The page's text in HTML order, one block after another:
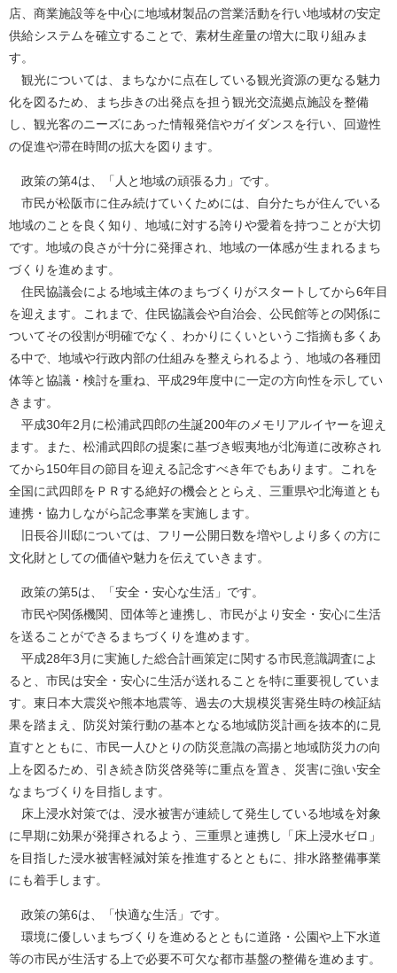
店、商業施設等を中心に地域材製品の営業活動を行い地域材の安定
供給システムを確立することで、素材生産量の増大に取り組みま
す。
観光については、まちなかに点在している観光資源の更なる魅力
化を図るため、まち歩きの出発点を担う観光交流拠点施設を整備
し、観光客のニーズにあった情報発信やガイダンスを行い、回遊性
の促進や滞在時間の拡大を図ります。
政策の第4は、「人と地域の頑張る力」です。
市民が松阪市に住み続けていくためには、自分たちが住んでいる
地域のことを良く知り、地域に対する誇りや愛着を持つことが大切
です。地域の良さが十分に発揮され、地域の一体感が生まれるまち
づくりを進めます。
住民協議会による地域主体のまちづくりがスタートしてから6年目
を迎えます。これまで、住民協議会や自治会、公民館等との関係に
ついてその役割が明確でなく、わかりにくいというご指摘も多くあ
る中で、地域や行政内部の仕組みを整えられるよう、地域の各種団
体等と協議・検討を重ね、平成29年度中に一定の方向性を示してい
きます。
平成30年2月に松浦武四郎の生誕200年のメモリアルイヤーを迎え
ます。また、松浦武四郎の提案に基づき蝦夷地が北海道に改称され
てから150年目の節目を迎える記念すべき年でもあります。これを
全国に武四郎をＰＲする絶好の機会ととらえ、三重県や北海道とも
連携・協力しながら記念事業を実施します。
旧長谷川邸については、フリー公開日数を増やしより多くの方に
文化財としての価値や魅力を伝えていきます。
政策の第5は、「安全・安心な生活」です。
市民や関係機関、団体等と連携し、市民がより安全・安心に生活
を送ることができるまちづくりを進めます。
平成28年3月に実施した総合計画策定に関する市民意識調査によ
ると、市民は安全・安心に生活が送れることを特に重要視していま
す。東日本大震災や熊本地震等、過去の大規模災害発生時の検証結
果を踏まえ、防災対策行動の基本となる地域防災計画を抜本的に見
直すとともに、市民一人ひとりの防災意識の高揚と地域防災力の向
上を図るため、引き続き防災啓発等に重点を置き、災害に強い安全
なまちづくりを目指します。
床上浸水対策では、浸水被害が連続して発生している地域を対象
に早期に効果が発揮されるよう、三重県と連携し「床上浸水ゼロ」
を目指した浸水被害軽減対策を推進するとともに、排水路整備事業
にも着手します。
政策の第6は、「快適な生活」です。
環境に優しいまちづくりを進めるとともに道路・公園や上下水道
等の市民が生活する上で必要不可欠な都市基盤の整備を進めます。